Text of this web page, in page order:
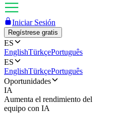
Iniciar Sesión
Regístrese gratis
ES
EnglishTürkçePortuguês
ES
EnglishTürkçePortuguês
Oportunidades
IA
Aumenta el rendimiento del
equipo con IA